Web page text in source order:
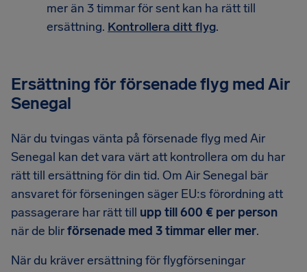
mer än 3 timmar för sent kan ha rätt till
ersättning. Kontrollera ditt flyg.
Ersättning för försenade flyg med Air
Senegal
När du tvingas vänta på försenade flyg med Air
Senegal kan det vara värt att kontrollera om du har
rätt till ersättning för din tid. Om Air Senegal bär
ansvaret för förseningen säger EU:s förordning att
passagerare har rätt till upp till 600 € per person
när de blirförsenade med 3 timmar eller mer.
När du kräver ersättning för flygförseningar